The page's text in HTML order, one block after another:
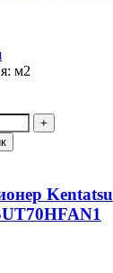
м2
Kentatsu